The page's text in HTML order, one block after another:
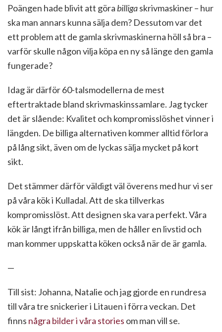
Poängen hade blivit att göra billigaskrivmaskiner – hur
ska man annars kunna sälja dem? Dessutom var det
ett problem att de gamla skrivmaskinerna höll så bra –
varför skulle någon vilja köpa en ny så länge den gamla
fungerade?
Idag är därför 60-talsmodellerna de mest
eftertraktade bland skrivmaskinssamlare. Jag tycker
det är slående: Kvalitet och kompromisslöshet vinner i
längden. De billiga alternativen kommer alltid förlora
på lång sikt, även om de lyckas sälja mycket på kort
sikt.
Det stämmer därför väldigt väl överens med hur vi ser
på våra kök i Kulladal. Att de ska tillverkas
kompromisslöst. Att designen ska vara perfekt. Våra
kök är långt ifrån billiga, men de håller en livstid och
man kommer uppskatta köken också när de är gamla.
—
Till sist: Johanna, Natalie och jag gjorde en rundresa
till våra tre snickerier i Litauen i förra veckan. Det
finns några bilder i våra stories om man vill se.